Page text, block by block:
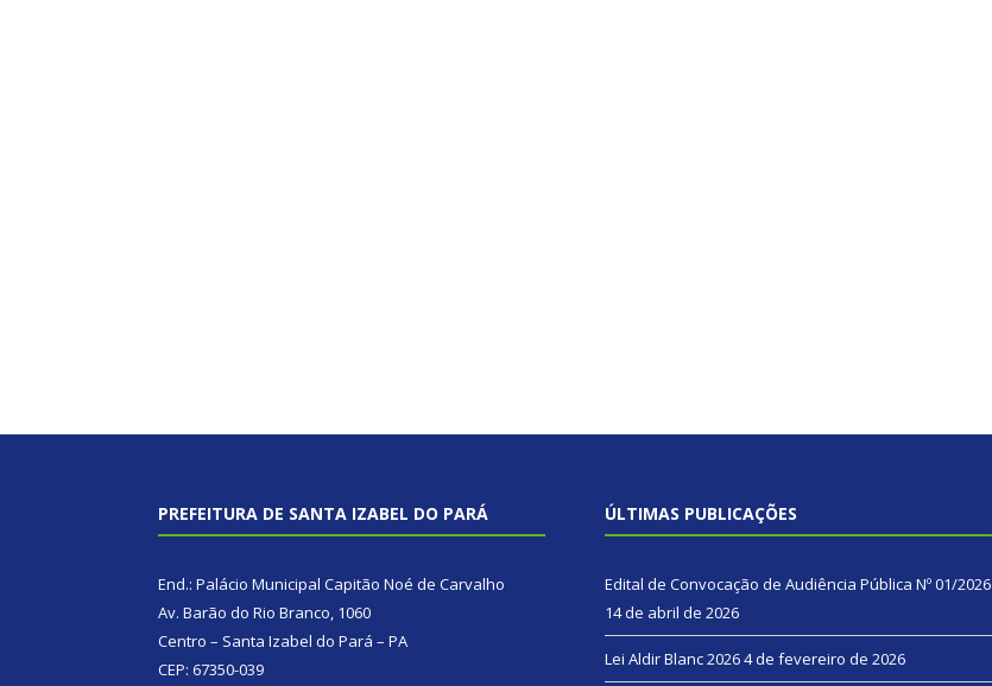
PREFEITURA DE SANTA IZABEL DO PARÁ
End.: Palácio Municipal Capitão Noé de Carvalho
Av. Barão do Rio Branco, 1060
Centro – Santa Izabel do Pará – PA
CEP: 67350-039
ÚLTIMAS PUBLICAÇÕES
Edital de Convocação de Audiência Pública Nº 01/2026
14 de abril de 2026
Lei Aldir Blanc 20264 de fevereiro de 2026